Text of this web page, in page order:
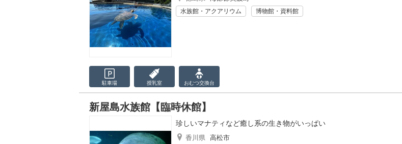
水族館・アクアリウム 博物館・資料館
駐車場 授乳室 おむつ交換台
新屋島水族館【臨時休館】
珍しいマナティなど癒し系の生き物がいっぱい
香川県 高松市